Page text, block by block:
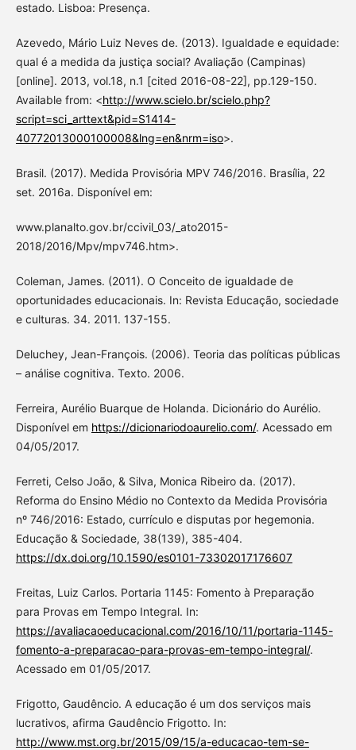
estado. Lisboa: Presença.
Azevedo, Mário Luiz Neves de. (2013). Igualdade e equidade:
qual é a medida da justiça social? Avaliação (Campinas)
[online]. 2013, vol.18, n.1 [cited 2016-08-22], pp.129-150.
Available from: <http://www.scielo.br/scielo.php?
script=sci_arttext&pid=S1414-
40772013000100008&lng=en&nrm=iso>.
Brasil. (2017). Medida Provisória MPV 746/2016. Brasília, 22
set. 2016a. Disponível em:
www.planalto.gov.br/ccivil_03/_ato2015-
2018/2016/Mpv/mpv746.htm>.
Coleman, James. (2011). O Conceito de igualdade de
oportunidades educacionais. In: Revista Educação, sociedade
e culturas. 34. 2011. 137-155.
Deluchey, Jean-François. (2006). Teoria das políticas públicas
– análise cognitiva. Texto. 2006.
Ferreira, Aurélio Buarque de Holanda. Dicionário do Aurélio.
Disponível em https://dicionariodoaurelio.com/. Acessado em
04/05/2017.
Ferreti, Celso João, & Silva, Monica Ribeiro da. (2017).
Reforma do Ensino Médio no Contexto da Medida Provisória
nº 746/2016: Estado, currículo e disputas por hegemonia.
Educação & Sociedade, 38(139), 385-404.
https://dx.doi.org/10.1590/es0101-73302017176607
Freitas, Luiz Carlos. Portaria 1145: Fomento à Preparação
para Provas em Tempo Integral. In:
https://avaliacaoeducacional.com/2016/10/11/portaria-1145-
fomento-a-preparacao-para-provas-em-tempo-integral/.
Acessado em 01/05/2017.
Frigotto, Gaudêncio. A educação é um dos serviços mais
lucrativos, afirma Gaudêncio Frigotto. In:
http://www.mst.org.br/2015/09/15/a-educacao-tem-se-